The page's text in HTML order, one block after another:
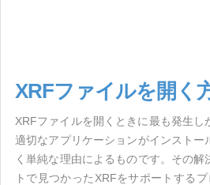
XRFファイルを開く
XRFファイルを開くときに最も発生し
適切なアプリケーションがインスト
く単純な理由によるものです。その解
トで見つかったXRFをサポートする